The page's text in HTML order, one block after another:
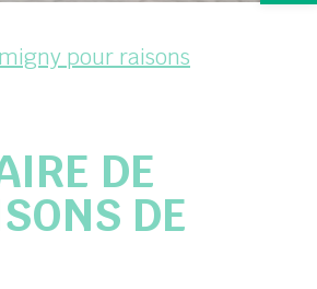
pour raisons
DE
DE